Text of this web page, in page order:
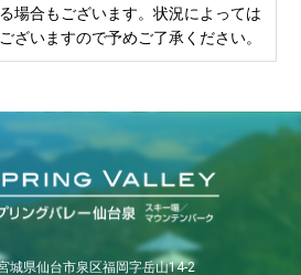
場合もございます。状況によっては
ざいますので予めご了承ください。
県仙台市泉区福岡字岳山14-2